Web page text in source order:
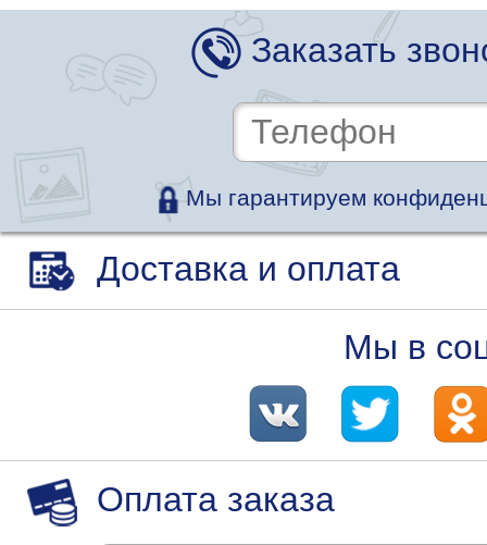
Заказать
Мы гарантируем
Доставка и оплата
Мы в
Оплата заказа